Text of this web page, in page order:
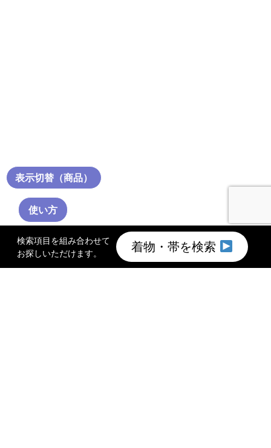
検索項目を組み合わせて
お探しいただけます。
着物・帯を検索
使い方
表示切替（商品）